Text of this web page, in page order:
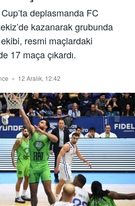
deplasmanda FC
kazanarak grubunda
resmi maçlardaki
17 maça çıkardı.
12 Aralık, 12:42